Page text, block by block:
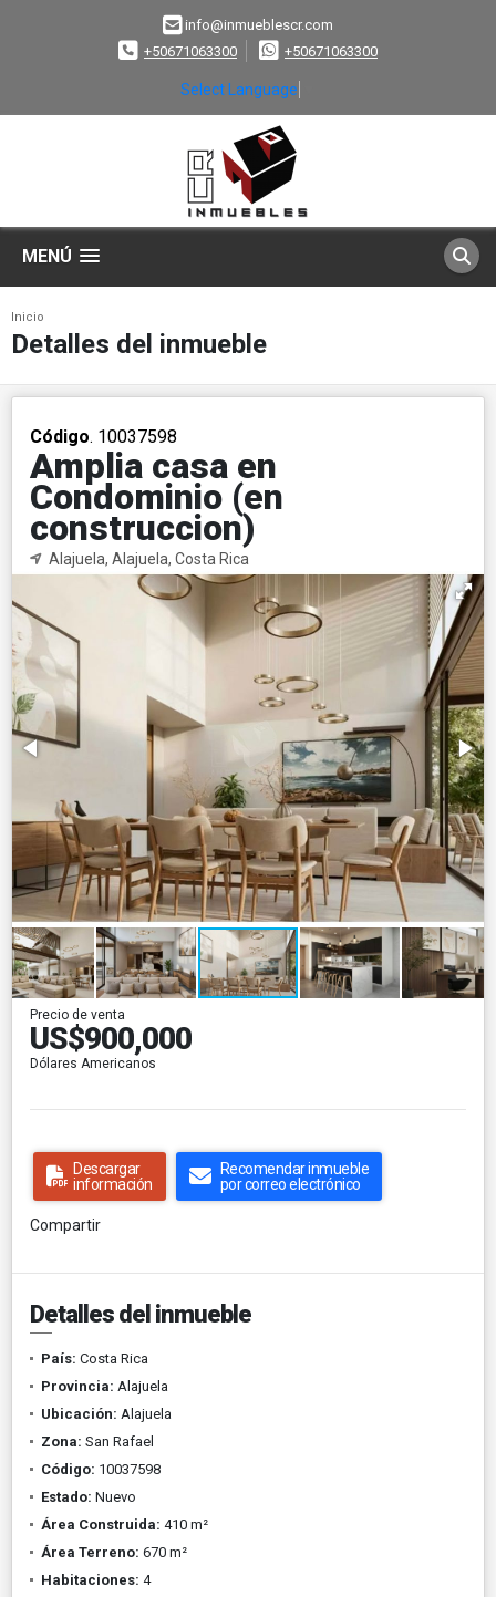
info@inmueblescr.com
+50671063300
+50671063300
Select Language
MENÚ
Inicio
Detalles del inmueble
Código. 10037598
Amplia casa en
Condominio (en
construccion)
Alajuela, Alajuela, Costa Rica
Precio de venta
US$900,000
Dólares Americanos
Descargar
información
Recomendar inmueble
por correo electrónico
Compartir
Detalles del inmueble
País: Costa Rica
Provincia: Alajuela
Ubicación: Alajuela
Zona: San Rafael
Código: 10037598
Estado: Nuevo
Área Construida: 410 m²
Área Terreno: 670 m²
Habitaciones: 4